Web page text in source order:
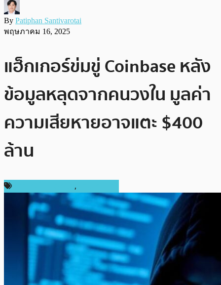
By Patiphan Santivarotai
พฤษภาคม 16, 2025
แฮ็กเกอร์ข่มขู่ Coinbase หลัง
ข้อมูลหลุดจากคนวงใน มูลค่า
ความเสียหายอาจแตะ $400
ล้าน
,